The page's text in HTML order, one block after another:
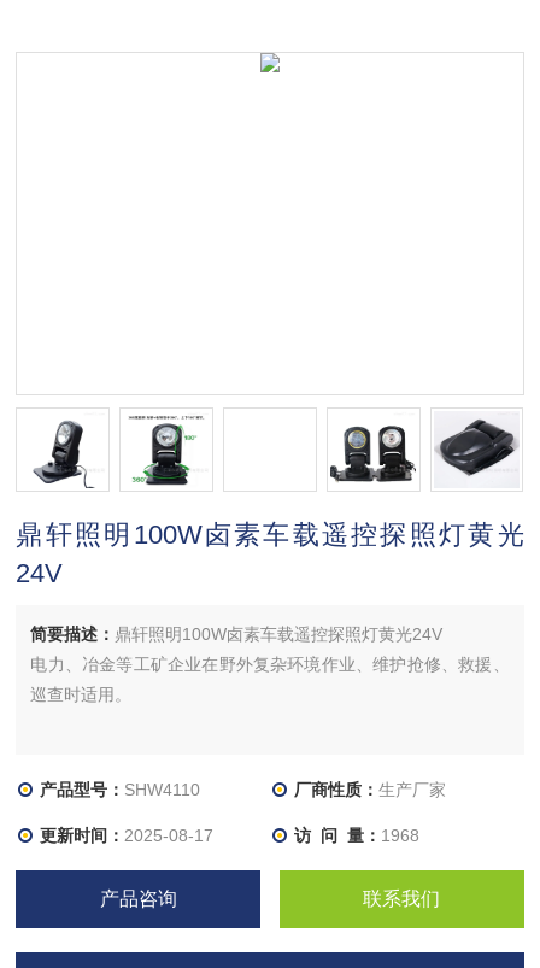
鼎轩照明100W卤素车载遥控探照灯黄光
24V
简要描述： 鼎轩照明100W卤素车载遥控探照灯黄光24V
电力、冶金等工矿企业在野外复杂环境作业、维护抢修、救援、
巡查时适用。
产品型号： SHW4110 厂商性质： 生产厂家
更新时间： 2025-08-17 访 问 量： 1968
产品咨询 联系我们